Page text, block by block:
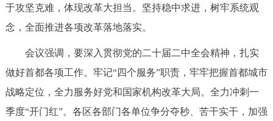
于攻坚克难，体现改革大担当。坚持稳中求进，树牢系统观
念，全面推进各项改革落地落实。
会议强调，要深入贯彻党的二十届二中全会精神，扎实
做好首都各项工作。牢记“四个服务”职责，牢牢把握首都城市
战略定位，全力服务好党和国家机构改革大局。全力冲刺一
季度“开门红”。各区各部门各单位争分夺秒、苦干实干，加强